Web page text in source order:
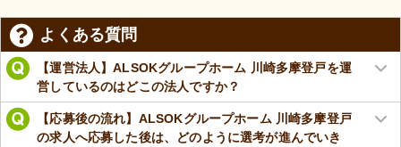
よくある質問
【運営法人】ALSOKグループホーム 川崎多摩登戸を運
営しているのはどこの法人ですか？
【応募後の流れ】ALSOKグループホーム 川崎多摩登戸
の求人へ応募した後は、どのように選考が進んでいき